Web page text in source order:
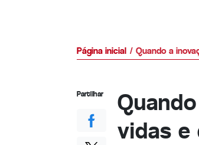
Página inicial Quando a
vidas e
Partilhar